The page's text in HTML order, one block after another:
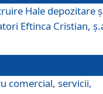
Hale depozitare
Eftinca Cristian,
comercial, servicii,